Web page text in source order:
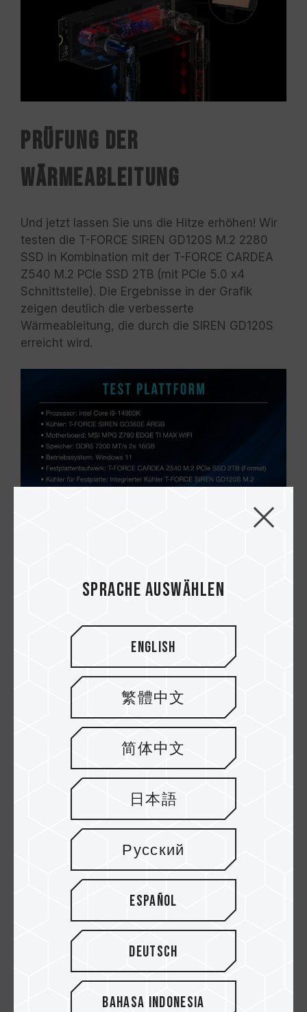
Prüfung der
Wärmeableitung
Und jetzt lassen Sie uns die Hitze erhöhen! Wir
testen die T-FORCE SIREN GD120S M.2 2280
SSD in Kombination mit der T-FORCE CARDEA
Z540 M.2 PCIe SSD 2TB (mit PCIe 5.0 x4
Schnittstelle). Die Ergebnisse in der Grafik
zeigen deutlich die verbesserte
Wärmeableitung, die durch die SIREN GD120S
erreicht wird.
mit einem auf der Hauptplatine installierten
GD120S. Es wurden zwei Tests durchgeführt: (1)
fünf Minuten Leerlauf und (2) fünfmaliges
Ausführen einer CrystalDiskMark 8.0.4-Datei
(Größe: 1 GiB). Bei diesem Test wurden die
Leerlauf- und Spitzentemperaturen mit der
Software HWiNFO64 erfasst.
Um die Wärmeableitungsleistung des
integrierten Flüssigkeitskühlers T-FORCE SIREN
GD120S M.2 2280 SSD zu maximieren, haben
wir die Pumpe und den Lüfter manuell auf volle
Temperaturleistung ohne Kühlkörper
Ohne Kühlkörper erreichte das T-FORCE
CARDEA Z540 nach fünf Minuten im Leerlauf
eine Höchsttemperatur von 59°C. Diese
Temperatur stieg mit der Zeit allmählich an. Bei
der Ausführung von CrystalDiskMark stieg die
Temperatur auf kritische 85 °C, was auf eine
Sprache auswählen
English
繁體中文
简体中文
日本語
Русский
Español
Deutsch
Bahasa Indonesia